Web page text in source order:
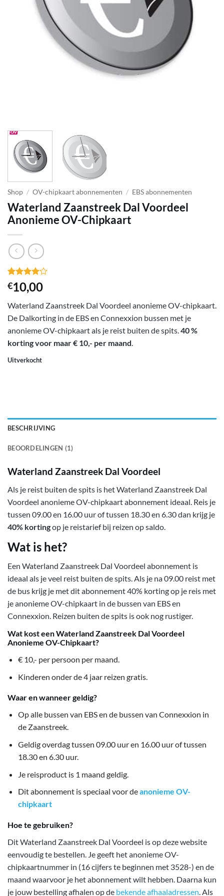
Shop / OV-chipkaart abonnementen / EBS abonnementen
Waterland Zaanstreek Dal Voordeel
Anonieme OV-Chipkaart
Gewaardeerd
4op 5
op
1
klant
waardering
€10,00
Waterland Zaanstreek Dal Voordeel anonieme OV-chipkaart.
De Dalkorting in de EBS en Connexxion bussen met je
anonieme OV-chipkaart als je reist buiten de spits.40 %
korting voor maar € 10,- per maand.
Uitverkocht
BESCHRIJVING
BEOORDELINGEN (1)
Waterland Zaanstreek Dal Voordeel
Als je reist buiten de spits is het Waterland Zaanstreek Dal
Voordeel anonieme OV-chipkaart abonnement ideaal. Reis je
tussen 09.00 en 16.00 uur of tussen 18.30 en 6.30 dan krijg je
40% kortingop je reistarief bij reizen op saldo.
Wat is het?
Een Waterland Zaanstreek Dal Voordeel abonnement is
ideaal als je veel reist buiten de spits. Als je na 09.00 reist met
de bus krijg je met dit abonnement 40% korting op je reis met
je anonieme OV-chipkaart in de bussen van EBS en
Connexxion. Reizen buiten de spits is ook nog rustiger.
Wat kost een Waterland Zaanstreek Dal Voordeel
Anonieme OV-Chipkaart?
€ 10,- per persoon per maand.
Kinderen onder de 4 jaar reizen gratis.
Waar en wanneer geldig?
Op alle bussen van EBS en de bussen van Connexxion in
de Zaanstreek.
Geldig overdag tussen 09.00 uur en 16.00 uur of tussen
18.30 en 6.30 uur.
Je reisproduct is 1 maand geldig.
Dit abonnement is speciaal voor deanonieme OV-
chipkaart
Hoe te gebruiken?
Dit Waterland Zaanstreek Dal Voordeel is op deze website
eenvoudig te bestellen. Je geeft het anonieme OV-
chipkaartnummer in (16 cijfers te beginnen met 3528-) en de
maand waarvoor je het abonnement wilt hebben. Daarna kun
je jouw bestelling afhalen op de bekende afhaaladressen. Als